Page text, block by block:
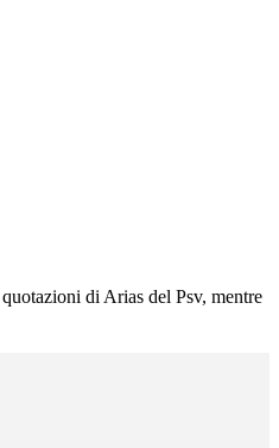
di Arias del Psv, mentre